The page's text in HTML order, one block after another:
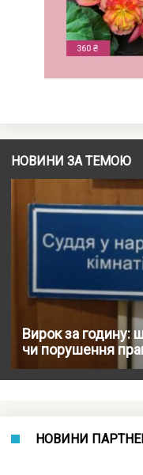
НОВИНИ ЗА ТЕМОЮ
Вирок за годину:
чи порушення
НОВИНИ